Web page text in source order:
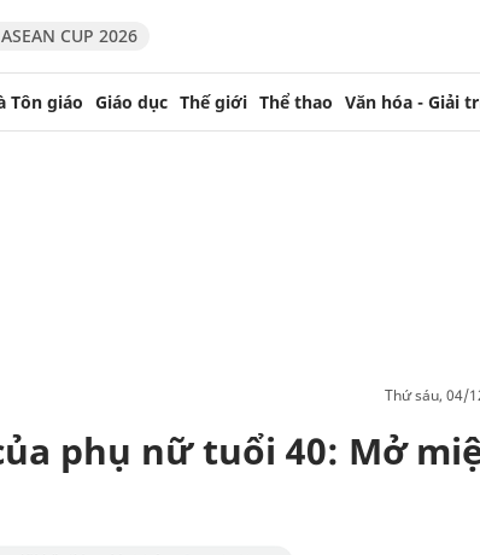
CUP 2026
Tôn giáo Giáo dục Thế giới Thể thao Văn hóa - Giải
thứ sáu, 04/
phụ nữ tuổi 40: Mở